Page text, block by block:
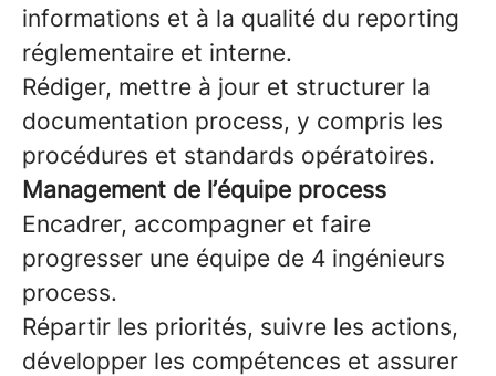
informations et à la qualité du reporting
réglementaire et interne.
Rédiger, mettre à jour et structurer la
documentation process, y compris les
procédures et standards opératoires.
Management de l’équipe process
Encadrer, accompagner et faire
progresser une équipe de 4 ingénieurs
process.
Répartir les priorités, suivre les actions,
développer les compétences et assurer